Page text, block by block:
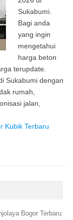
Sukabumi.
Bagi anda
yang ingin
mengetahui
harga beton
terupdate.
Sukabumi dengan
rumah,
jalan,
Kubik Terbaru
Bogor Terbaru